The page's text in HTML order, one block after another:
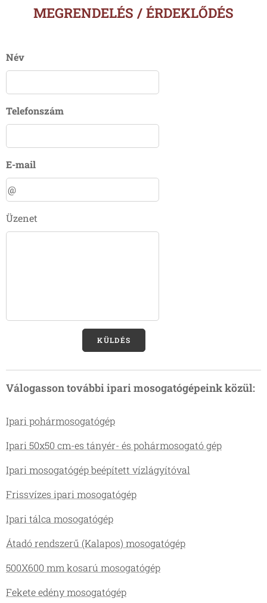
MEGRENDELÉS / ÉRDEKLŐDÉS
Név
Telefonszám
E-mail
Üzenet
KÜLDÉS
Válogasson további ipari mosogatógépeink közül:
Ipari pohármosogatógép
Ipari 50x50 cm-es tányér- és pohármosogató gép
Ipari mosogatógép beépített vízlágyítóval
Frissvízes ipari mosogatógép
Ipari tálca mosogatógép
Átadó rendszerű (Kalapos) mosogatógép
500X600 mm kosarú mosogatógép
Fekete edény mosogatógép